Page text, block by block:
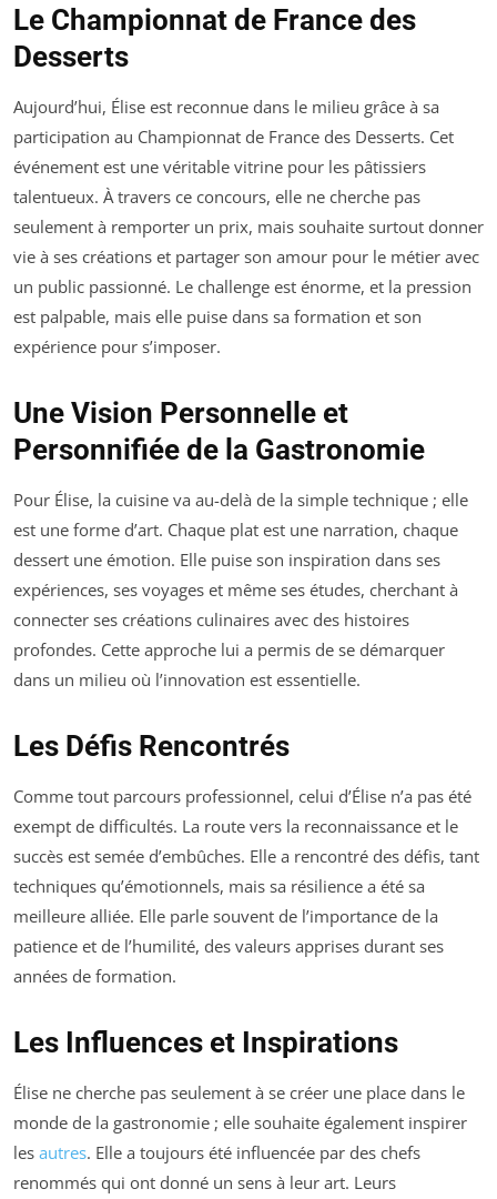
Le Championnat de France des
Desserts
Aujourd’hui, Élise est reconnue dans le milieu grâce à sa
participation au Championnat de France des Desserts. Cet
événement est une véritable vitrine pour les pâtissiers
talentueux. À travers ce concours, elle ne cherche pas
seulement à remporter un prix, mais souhaite surtout donner
vie à ses créations et partager son amour pour le métier avec
un public passionné. Le challenge est énorme, et la pression
est palpable, mais elle puise dans sa formation et son
expérience pour s’imposer.
Une Vision Personnelle et
Personnifiée de la Gastronomie
Pour Élise, la cuisine va au-delà de la simple technique ; elle
est une forme d’art. Chaque plat est une narration, chaque
dessert une émotion. Elle puise son inspiration dans ses
expériences, ses voyages et même ses études, cherchant à
connecter ses créations culinaires avec des histoires
profondes. Cette approche lui a permis de se démarquer
dans un milieu où l’innovation est essentielle.
Les Défis Rencontrés
Comme tout parcours professionnel, celui d’Élise n’a pas été
exempt de difficultés. La route vers la reconnaissance et le
succès est semée d’embûches. Elle a rencontré des défis, tant
techniques qu’émotionnels, mais sa résilience a été sa
meilleure alliée. Elle parle souvent de l’importance de la
patience et de l’humilité, des valeurs apprises durant ses
années de formation.
Les Influences et Inspirations
Élise ne cherche pas seulement à se créer une place dans le
monde de la gastronomie ; elle souhaite également inspirer
les autres. Elle a toujours été influencée par des chefs
renommés qui ont donné un sens à leur art. Leurs